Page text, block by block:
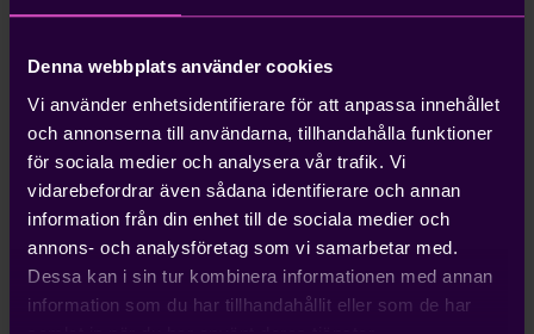
Denna webbplats använder cookies
Vi använder enhetsidentifierare för att anpassa innehållet
och annonserna till användarna, tillhandahålla funktioner
för sociala medier och analysera vår trafik. Vi
vidarebefordrar även sådana identifierare och annan
information från din enhet till de sociala medier och
annons- och analysföretag som vi samarbetar med.
Dessa kan i sin tur kombinera informationen med annan
information som du har tillhandahållit eller som de har
Tre grundare
Bolaget startades tillsammans med kollegan Matthias
Hjalmarsson och de plockade in Olle Rydqvist från
Grant Thornton som VD och delägare. Just ekonomer
och utvecklare som pratar ihop är en viktig förklaring
till framgångarna, menar Andreas Granstedt.
I dag äger han drygt 50 procent av bolaget.
Riskkapitalbolaget Alfvén & Didrikson investerade 15
miljoner kronor i februari i år.